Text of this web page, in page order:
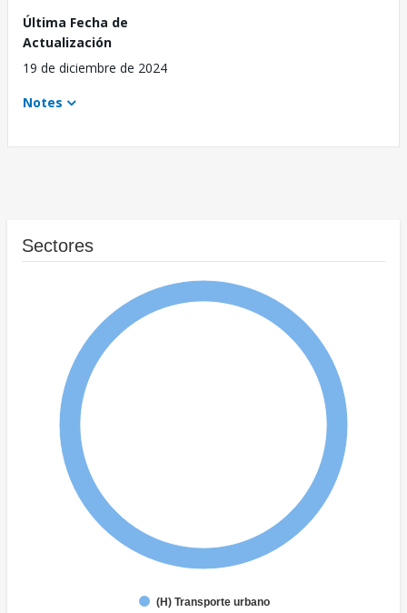
Última Fecha de
Actualización
19 de diciembre de 2024
Notes
Sectores
(H) Transporte urbano